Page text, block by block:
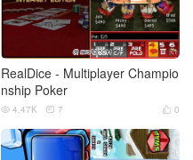
RealDice - Multiplayer Champio
nship Poker
 0
 4.47K  7